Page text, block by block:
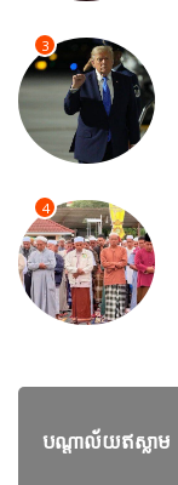
3
4
បណ្តាល័យឥស្លាម